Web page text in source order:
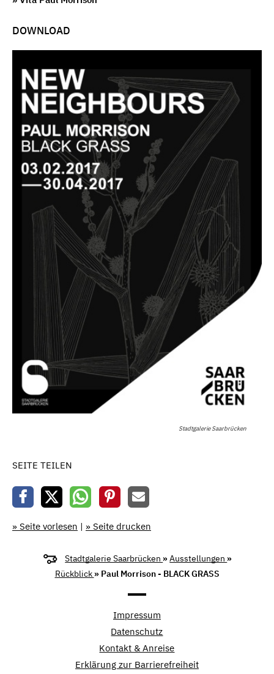
DOWNLOAD
Stadtgalerie Saarbrücken
SEITE TEILEN
» Seite vorlesen | » Seite drucken
Stadtgalerie Saarbrücken »Ausstellungen »
Rückblick » Paul Morrison - BLACK GRASS
Impressum
Datenschutz
Kontakt & Anreise
Erklärung zur Barrierefreiheit